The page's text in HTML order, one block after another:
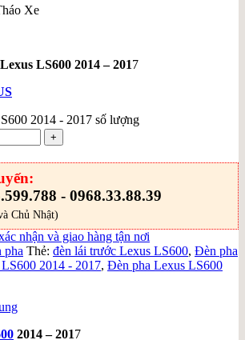
Xe
LS600 2014 – 2017
2014 - 2017 số lượng
- 0968.33.88.39
Chủ Nhật)
nhận và giao hàng tận nơi
pha Thẻ: đèn lái trước Lexus LS600, Đèn pha
2014 - 2017, Đèn pha Lexus LS600
2014 – 2017